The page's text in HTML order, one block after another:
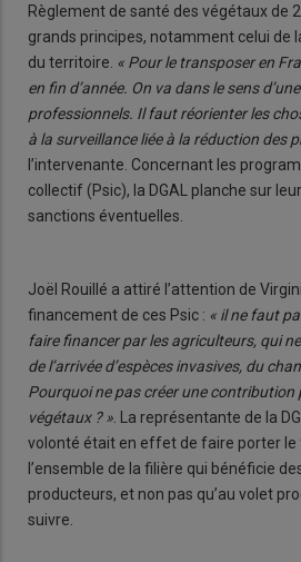
Règlement de santé des végétaux de
grands principes, notamment celui de
du territoire. « Pour le transposer en
en fin d’année. On va dans le sens
professionnels. Il faut réorienter les
à la surveillance liée à la réduction des
l’intervenante. Concernant les
collectif (Psic), la DGAL planche sur
sanctions éventuelles.
Joël Rouillé a attiré l’attention de
financement de ces Psic : « il ne faut
faire financer par les agriculteurs, qui
de l’arrivée d’espèces invasives, du
Pourquoi ne pas créer une contribution
végétaux ? » . La représentante de la
volonté était en effet de faire porter le
l’ensemble de la filière qui bénéficie
producteurs, et non pas qu’au volet
suivre.